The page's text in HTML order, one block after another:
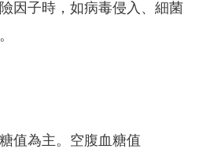
因子時，如病毒侵入、細菌
值為主。空腹血糖值